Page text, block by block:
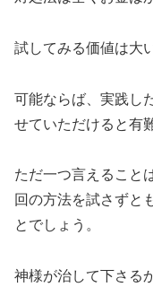
試してみる価値は大
可能ならば、実践し
せていただけると有
ただ一つ言えること
回の方法を試さずと
とでしょう。
神様が治して下さる